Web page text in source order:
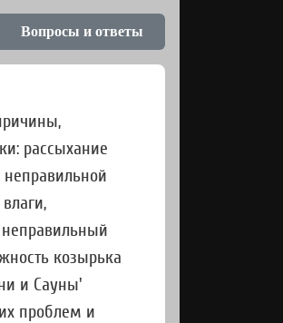
Вопросы и ответы
рассыхание
неправильный
козырька
и Сауны'
проблем и